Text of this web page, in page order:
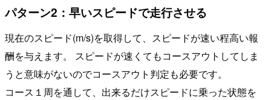
パターン2：早いスピードで走行させる
現在のスピード(m/s)を取得して、スピードが速い程高い報
酬を与えます。 スピードが速くてもコースアウトしてしま
うと意味がないのでコースアウト判定も必要です。
コース１周を通して、出来るだけスピードに乗った状態を